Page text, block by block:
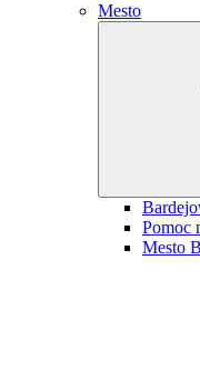
Mesto
Pomoc
Mesto